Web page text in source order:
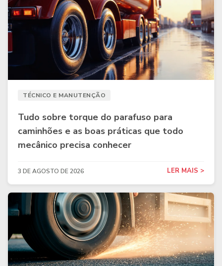
TÉCNICO E MANUTENÇÃO
Tudo sobre torque do parafuso para
caminhões e as boas práticas que todo
mecânico precisa conhecer
3 DE AGOSTO DE 2026 LER MAIS >